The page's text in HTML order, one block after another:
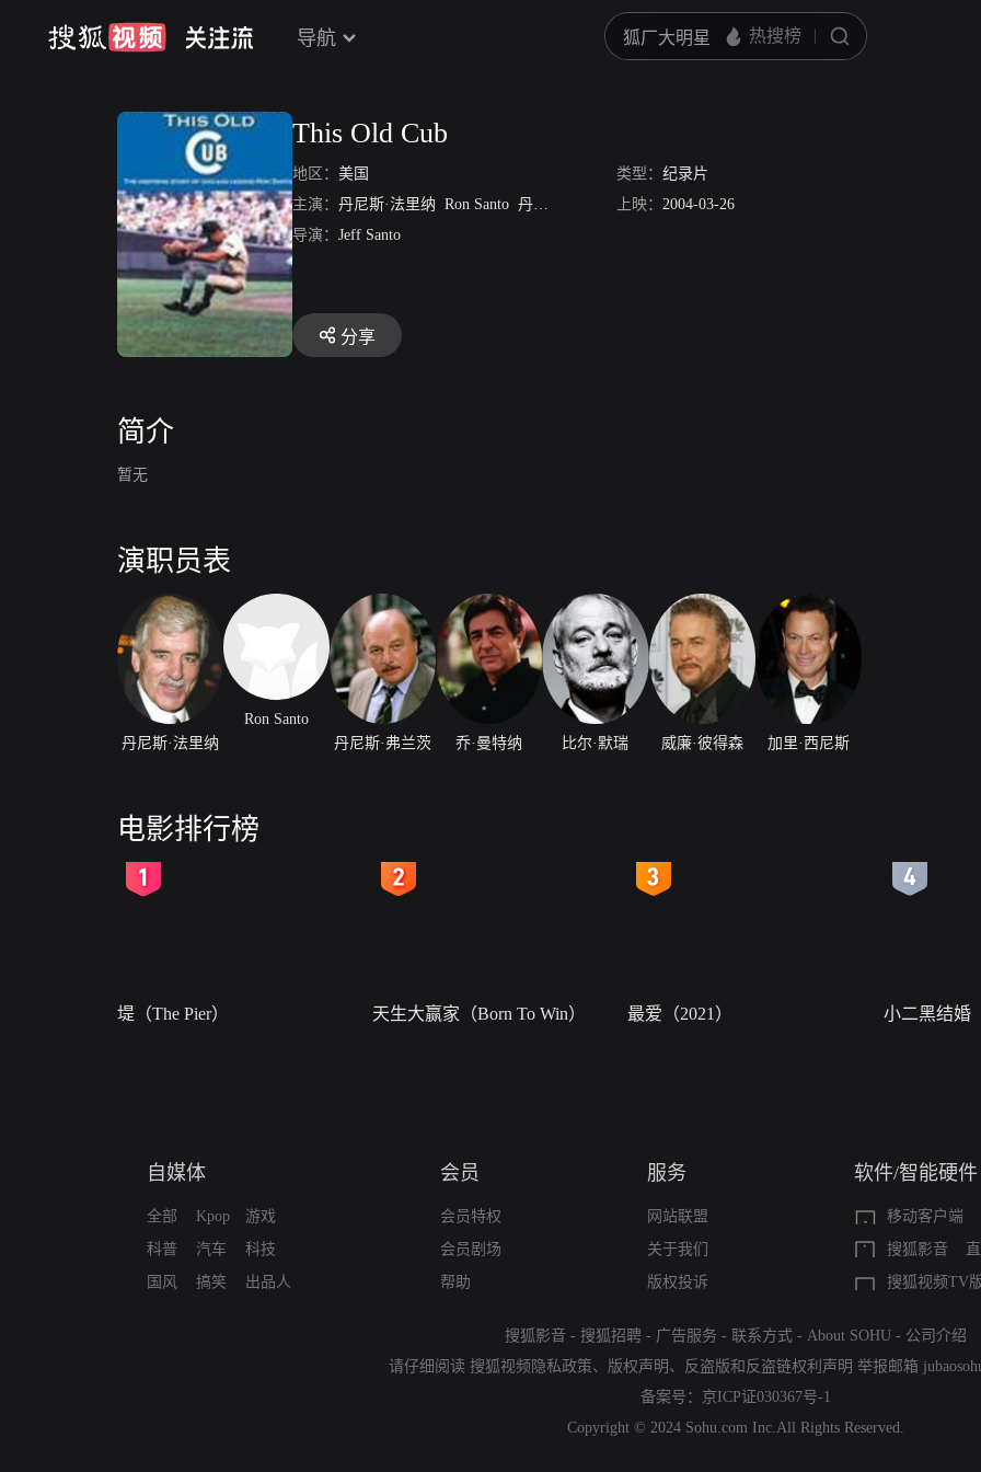
导航
This Old Cub
地区： 美国 类型： 纪录片
主演： 丹尼斯·法里纳 Ron Santo 丹尼斯·弗兰茨 乔·曼特纳 比尔·默瑞
上映： 2004-03-26
导演： Jeff Santo
分享
简介
暂无
演职员表
丹尼斯·法里纳
Ron Santo
丹尼斯·弗兰茨
乔·曼特纳 比尔·默瑞 威廉·彼得森 加里·西尼斯
电影排行榜
堤（The Pier） 天生大赢家（Born To Win） 最爱（2021） 小二黑结婚
自媒体
全部
科普
国风
Kpop
汽车
搞笑
游戏
科技
出品人
会员
会员特权
会员剧场
帮助
服务
网站联盟
关于我们
版权投诉
软件/智能硬件
移动客户端
搜狐影音
搜狐视频TV
搜狐影音 - 搜狐招聘 - 广告服务 - 联系方式 - About SOHU - 公司介绍
请仔细阅读 搜狐视频隐私政策、 版权声明 、 反盗版和反盗链权利声明 举报邮箱
备案号： 京ICP证030367号-1
Copyright © 2024 Sohu.com Inc.All Rights Reserved.